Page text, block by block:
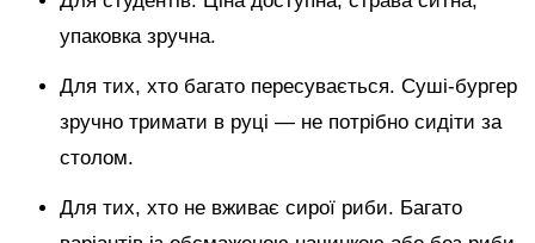
упаковка зручна.
Для тих, хто багато пересувається. Суші-бургер
зручно тримати в руці — не потрібно сидіти за
столом.
Для тих, хто не вживає сирої риби. Багато